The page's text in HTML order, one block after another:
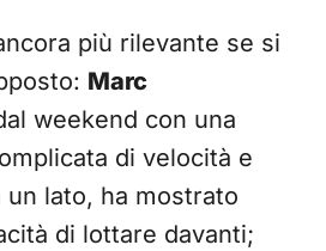
più rilevante se si
Marc
weekend con una
di velocità e
lato, ha mostrato
di lottare davanti;